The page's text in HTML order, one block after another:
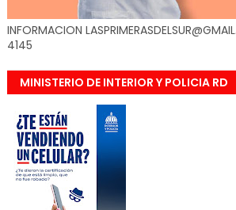
INFORMACION
4145
MINISTERIO DE INTERIOR Y POLICIA RD